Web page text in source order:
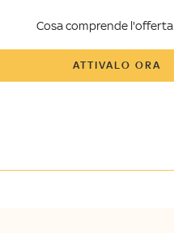
Cosa comprende l'offerta
Sky Sport Insider
ATTIVALO ORA